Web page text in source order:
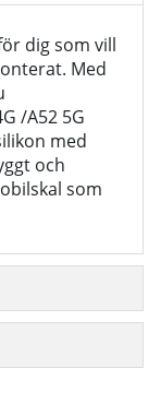
dig som vill
Med
/A52 5G
med
och
som